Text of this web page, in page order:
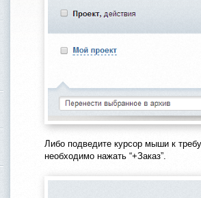
Либо подведите курсор мыши к
необходимо нажать “+Заказ”.